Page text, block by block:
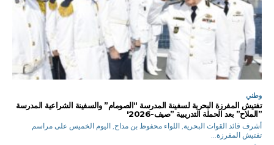
وطني
تفتيش المفرزة البحرية لسفينة المدرسة “الصومام” والسفينة الشراعية المدرسة
”الملاح” بعد الحملة التدريبية ”صيف-2026′
أشرف قائد القوات البحرية, اللواء محفوظ بن مداح, اليوم الخميس على مراسم
تفتيش المفرزة...